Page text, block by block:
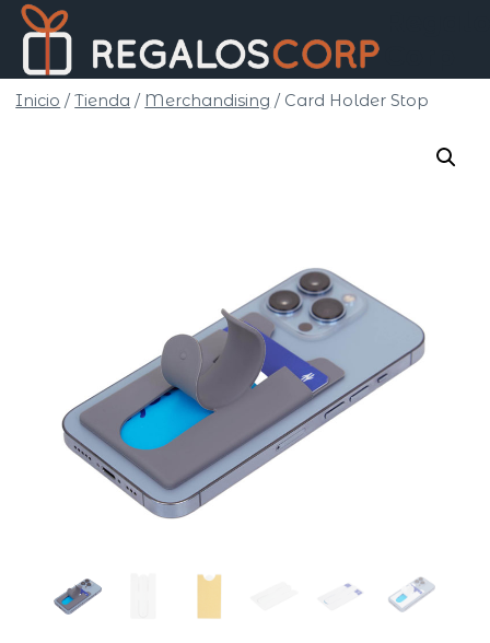
Saltar
contenido
Inicio / Tienda / Merchandising / Card Holder Stop